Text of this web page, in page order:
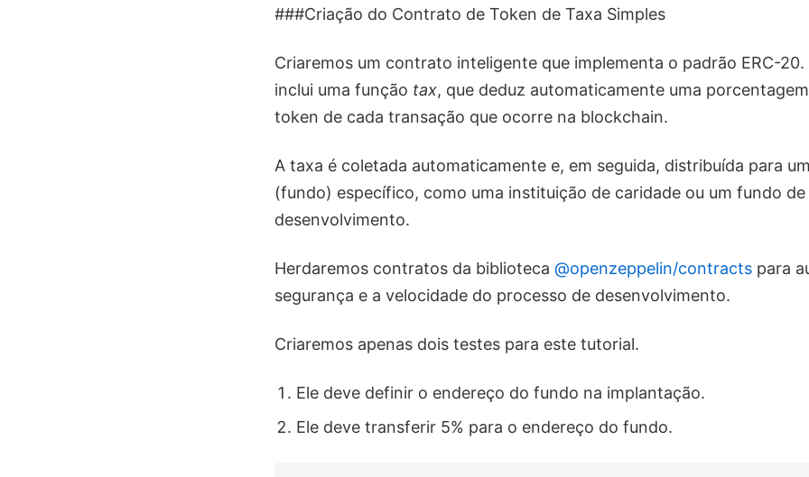
###Criação do Contrato de Token de Taxa Simples
Criaremos um contrato inteligente que implementa o padrão ERC-
inclui uma função tax, que deduz automaticamente uma
token de cada transação que ocorre na blockchain.
A taxa é coletada automaticamente e, em seguida, distribuída para
(fundo) específico, como uma instituição de caridade ou um fundo de
desenvolvimento.
Herdaremos contratos da biblioteca @openzeppelin/contracts para
segurança e a velocidade do processo de desenvolvimento.
Criaremos apenas dois testes para este tutorial.
Ele deve definir o endereço do fundo na implantação.
Ele deve transferir 5% para o endereço do fundo.